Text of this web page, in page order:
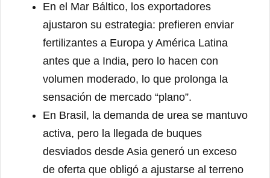
En el Mar Báltico, los exportadores
ajustaron su estrategia: prefieren enviar
fertilizantes a Europa y América Latina
antes que a India, pero lo hacen con
volumen moderado, lo que prolonga la
sensación de mercado “plano”.
En Brasil, la demanda de urea se mantuvo
activa, pero la llegada de buques
desviados desde Asia generó un exceso
de oferta que obligó a ajustarse al terreno